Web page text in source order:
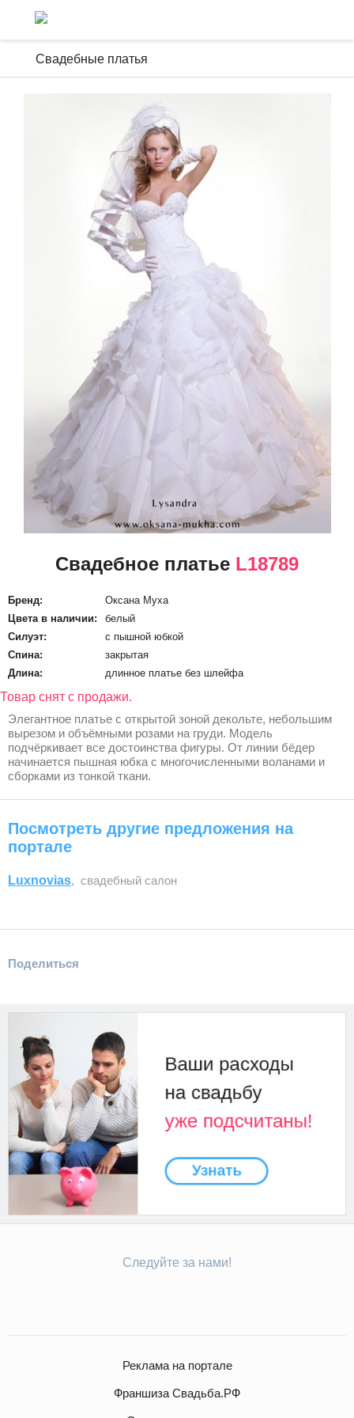
Свадебные платья
Свадебное платье L18789
Бренд:
Оксана Муха
Цвета в наличии:
белый
Силуэт:
с пышной юбкой
Спина:
закрытая
Длина:
длинное платье без шлейфа
Товар снят с продажи.
Элегантное платье с открытой зоной декольте, небольшим
вырезом и объёмными розами на груди. Модель
подчёркивает все достоинства фигуры. От линии бёдер
начинается пышная юбка с многочисленными воланами и
сборками из тонкой ткани.
Посмотреть другие предложения на
портале
Luxnovias, свадебный салон
Поделиться
Следуйте за нами!
Реклама на портале
Франшиза Свадьба.РФ